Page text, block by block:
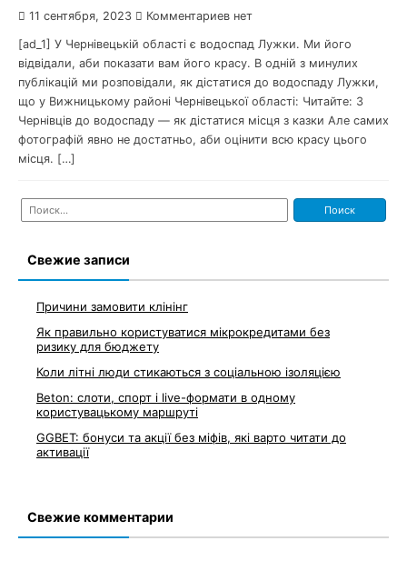
11 сентября, 2023 Комментариев нет
[ad_1] У Чернівецькій області є водоспад Лужки. Ми його
відвідали, аби показати вам його красу. В одній з минулих
публікацій ми розповідали, як дістатися до водоспаду Лужки,
що у Вижницькому районі Чернівецької області: Читайте: З
Чернівців до водоспаду — як дістатися місця з казки Але самих
фотографій явно не достатньо, аби оцінити всю красу цього
місця. […]
Найти:
Свежие записи
Причини замовити клінінг
Як правильно користуватися мікрокредитами без
ризику для бюджету
Коли літні люди стикаються з соціальною ізоляцією
Beton: слоти, спорт і live-формати в одному
користувацькому маршруті
GGBET: бонуси та акції без міфів, які варто читати до
активації
Свежие комментарии